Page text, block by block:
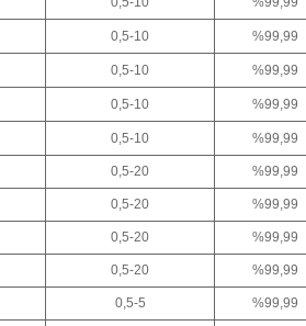
0,5-10 %99,99
0,5-10 %99,99
0,5-10 %99,99
0,5-10 %99,99
0,5-20 %99,99
0,5-20 %99,99
0,5-20 %99,99
0,5-20 %99,99
0,5-5 %99,99